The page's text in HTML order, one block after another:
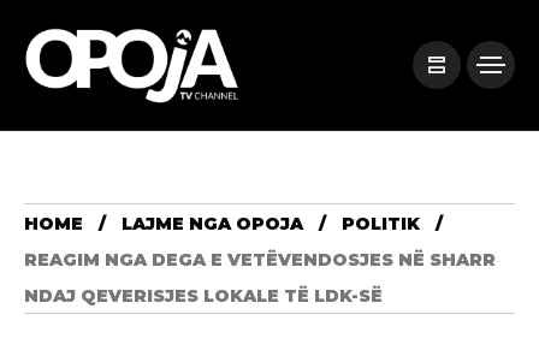
HOME LAJME NGA OPOJA
POLITIK
REAGIM NGA DEGA E VETËVENDOSJES NË SHARR
NDAJ QEVERISJES LOKALE TË LDK-SË